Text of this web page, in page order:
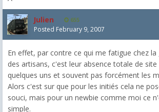
Julien 655
Posted February 9, 2007
En effet, par contre ce qui me fatigue chez
des artisans, c'est leur absence totale de site
quelques uns et souvent pas forcément les
Alors c'est sur que pour les initiés cela ne
souci, mais pour un newbie comme moi ce
simple.